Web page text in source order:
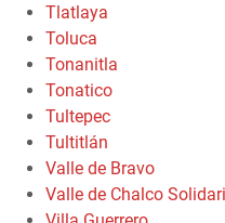
Tlatlaya
Toluca
Tonanitla
Tonatico
Tultepec
Tultitlán
Valle de Bravo
Valle de Chalco